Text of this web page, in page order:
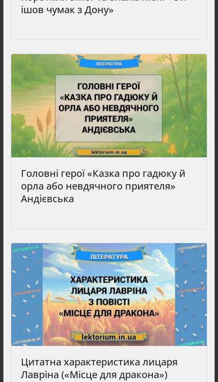
ішов чумак з Дону»
Головні герої «Казка про гадюку й
орла або невдячного приятеля»
Андієвська
Цитатна характеристика лицаря
Лавріна («Місце для дракона»)